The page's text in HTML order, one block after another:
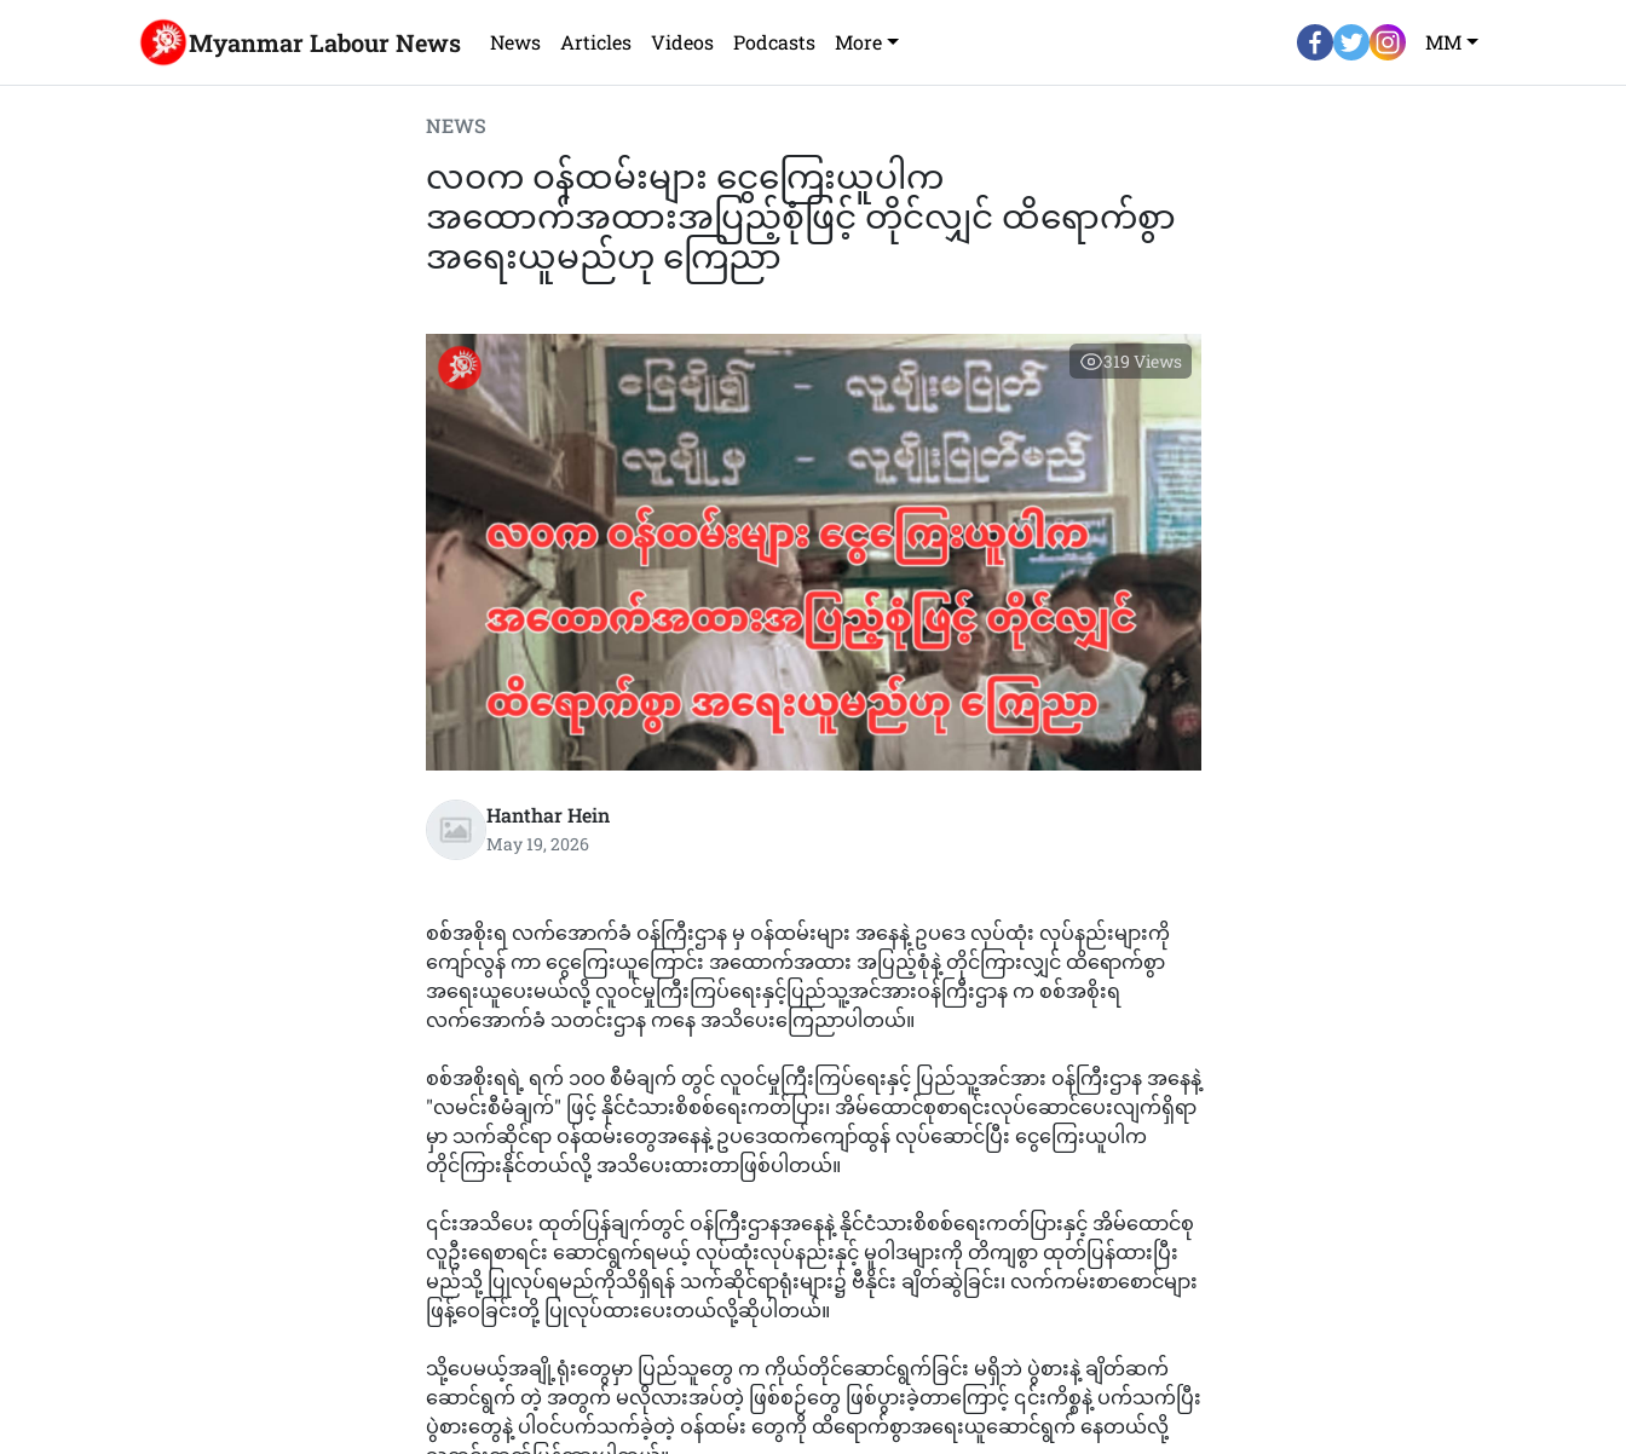
Myanmar Labour News News Articles Videos Podcasts More MM
NEWS
လ၀က ဝန်ထမ်းများ ငွေကြေးယူပါက
အထောက်အထားအပြည့်စုံဖြင့် တိုင်လျှင် ထိရောက်စွာ
အရေးယူမည်ဟု ကြေညာ
319 Views
Hanthar Hein
May 19, 2026
စစ်အစိုးရ လက်အောက်ခံ ဝန်ကြီးဌာန မှ ဝန်ထမ်းများ အနေနဲ့ ဥပဒေ လုပ်ထုံး လုပ်နည်းများကို
ကျော်လွန် ကာ ငွေကြေးယူကြောင်း အထောက်အထား အပြည့်စုံနဲ့ တိုင်ကြားလျှင် ထိရောက်စွာ
အရေးယူပေးမယ်လို့ လူဝင်မှုကြီးကြပ်ရေးနှင့်ပြည်သူ့အင်အားဝန်ကြီးဌာန က စစ်အစိုးရ
လက်အောက်ခံ သတင်းဌာန ကနေ အသိပေးကြေညာပါတယ်။
စစ်အစိုးရရဲ့ ရက် ၁၀၀ စီမံချက် တွင် လူဝင်မှုကြီးကြပ်ရေးနှင့် ပြည်သူ့အင်အား ဝန်ကြီးဌာန အနေနဲ့
"လမင်းစီမံချက်" ဖြင့် နိုင်ငံသားစိစစ်ရေးကတ်ပြား၊ အိမ်ထောင်စုစာရင်းလုပ်ဆောင်ပေးလျက်ရှိရာ
မှာ သက်ဆိုင်ရာ ဝန်ထမ်းတွေအနေနဲ့ ဥပဒေထက်ကျော်ထွန် လုပ်ဆောင်ပြီး ငွေကြေးယူပါက
တိုင်ကြားနိုင်တယ်လို့ အသိပေးထားတာဖြစ်ပါတယ်။
၎င်းအသိပေး ထုတ်ပြန်ချက်တွင် ဝန်ကြီးဌာနအနေနဲ့ နိုင်ငံသားစိစစ်ရေးကတ်ပြားနှင့် အိမ်ထောင်စု
လူဦးရေစာရင်း ဆောင်ရွက်ရမယ့် လုပ်ထုံးလုပ်နည်းနှင့် မူဝါဒများကို တိကျစွာ ထုတ်ပြန်ထားပြီး
မည်သို့ ပြုလုပ်ရမည်ကိုသိရှိရန် သက်ဆိုင်ရာရုံးများ၌ ဗီနိုင်း ချိတ်ဆွဲခြင်း၊ လက်ကမ်းစာစောင်များ
ဖြန့်ဝေခြင်းတို့ ပြုလုပ်ထားပေးတယ်လို့ဆိုပါတယ်။
သို့ပေမယ့်အချို့ရုံးတွေမှာ ပြည်သူတွေ က ကိုယ်တိုင်ဆောင်ရွက်ခြင်း မရှိဘဲ ပွဲစားနဲ့ ချိတ်ဆက်
ဆောင်ရွက် တဲ့ အတွက် မလိုလားအပ်တဲ့ ဖြစ်စဉ်တွေ ဖြစ်ပွားခဲ့တာကြောင့် ၎င်းကိစ္စနဲ့ ပက်သက်ပြီး
ပွဲစားတွေနဲ့ ပါဝင်ပက်သက်ခဲ့တဲ့ ဝန်ထမ်း တွေကို ထိရောက်စွာအရေးယူဆောင်ရွက် နေတယ်လို့